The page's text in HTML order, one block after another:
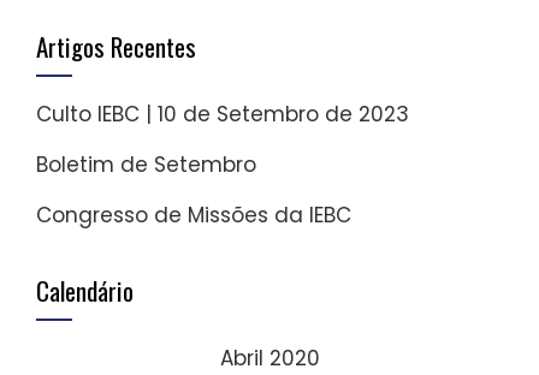
Artigos Recentes
Culto IEBC | 10 de Setembro de 2023
Boletim de Setembro
Congresso de Missões da IEBC
Calendário
Abril 2020